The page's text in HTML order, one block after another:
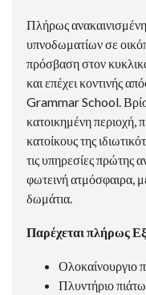
Πλήρως
υπνοδωματίων σε
πρόσβαση στον
και επέχει κοντινής
Grammar School.
κατοικημένη περιοχή,
κατοίκους της
τις υπηρεσίες πρώτης
φωτεινή ατμόσφαιρα,
δωμάτια.
Παρέχεται πλήρως
Ολοκαίνουργιο
Πλυντήριο